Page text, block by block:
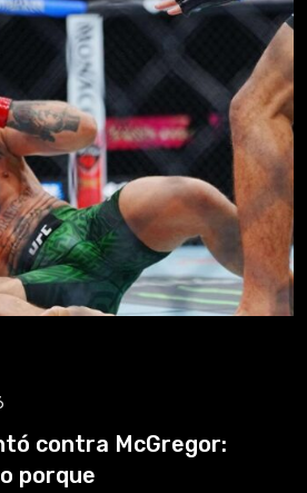
contra McGregor:
porque